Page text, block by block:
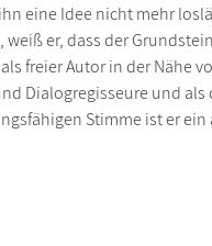
eine Idee nicht mehr
er, dass der
freier Autor in der
Dialogregisseure und
Stimme ist er